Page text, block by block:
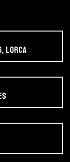
LORCA